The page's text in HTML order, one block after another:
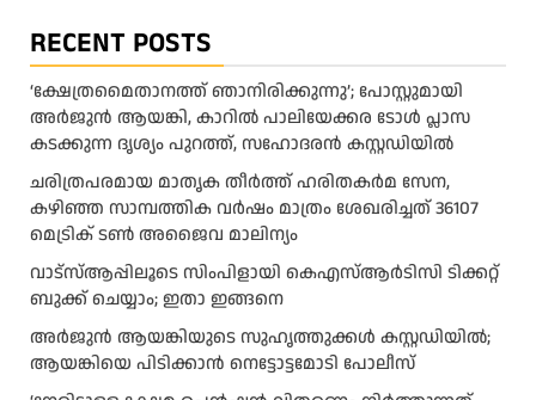
RECENT POSTS
‘ക്ഷേത്രമൈതാനത്ത് ഞാനിരിക്കുന്നു’; പോസ്റ്റുമായി
അർജുൻ ആയങ്കി, കാറിൽ പാലിയേക്കര ടോൾ പ്ലാസ
കടക്കുന്ന ദൃശ്യം പുറത്ത്, സഹോദരൻ കസ്റ്റഡിയിൽ
ചരിത്രപരമായ മാതൃക തീര്‍ത്ത് ഹരിതകര്‍മ സേന,
കഴിഞ്ഞ സാമ്പത്തിക വര്‍ഷം മാത്രം ശേഖരിച്ചത് 36107
മെട്രിക് ടണ്‍ അജൈവ മാലിന്യം
വാട്‌സ്ആപ്പിലൂടെ സിംപിളായി കെഎസ്ആര്‍ടിസി ടിക്കറ്റ്
ബുക്ക് ചെയ്യാം; ഇതാ ഇങ്ങനെ
അർജുൻ ആയങ്കിയുടെ സുഹൃത്തുക്കൾ കസ്റ്റഡിയിൽ;
ആയങ്കിയെ പിടിക്കാൻ നെട്ടോട്ടമോടി പോലീസ്